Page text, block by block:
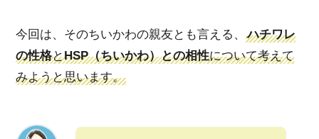
今回は、そのちいかわの親友とも言える、ハチワレ
の性格とHSP（ちいかわ）との相性について考えて
みようと思います。